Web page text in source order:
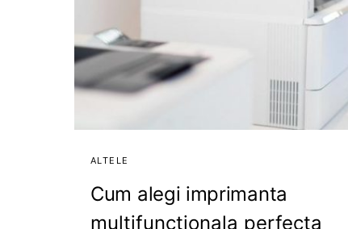
ALTELE
Cum alegi imprimanta
multifunctionala perfecta